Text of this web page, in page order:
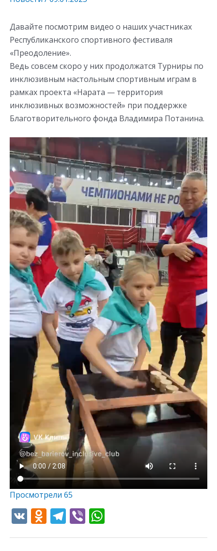
Давайте посмотрим видео о наших участниках
Республиканского спортивного фестиваля
«Преодоление».
Ведь совсем скоро у них продолжатся Турниры по
инклюзивным настольным спортивным играм в
рамках проекта «Нарата — территория
инклюзивных возможностей» при поддержке
Благотворительного фонда Владимира Потанина.
Просмотрели 65
V O T Vi